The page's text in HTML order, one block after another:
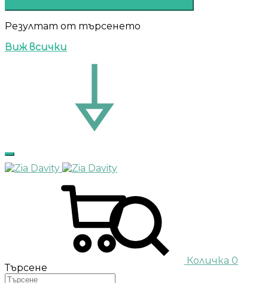
Резултат от търсенето
Виж всички
Количка 0
Търсене